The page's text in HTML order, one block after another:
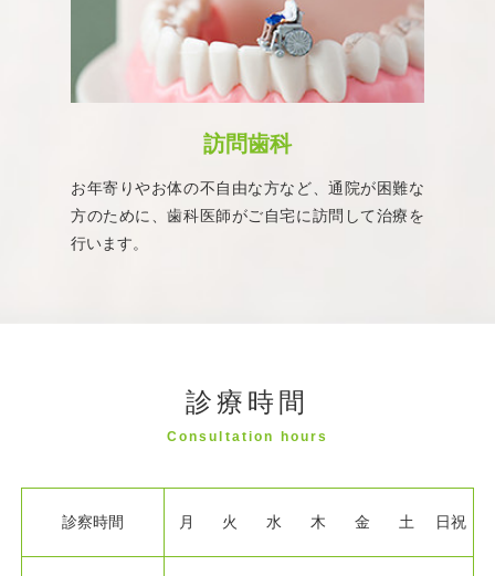
訪問歯科
お年寄りやお体の不自由な方など、通院が困難な
方のために、歯科医師がご自宅に訪問して治療を
行います。
診療時間
Consultation hours
診察時間 月 火 水 木 金 土 日祝